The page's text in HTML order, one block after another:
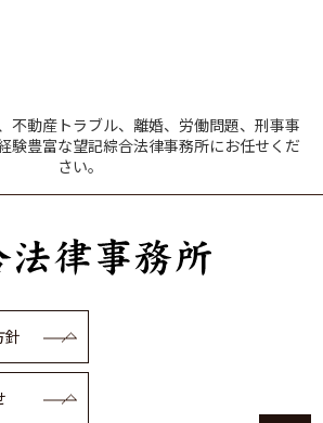
不動産トラブル、離婚、労働問題、刑事事
験豊富な望記綜合法律事務所にお任せくだ
さい。
針